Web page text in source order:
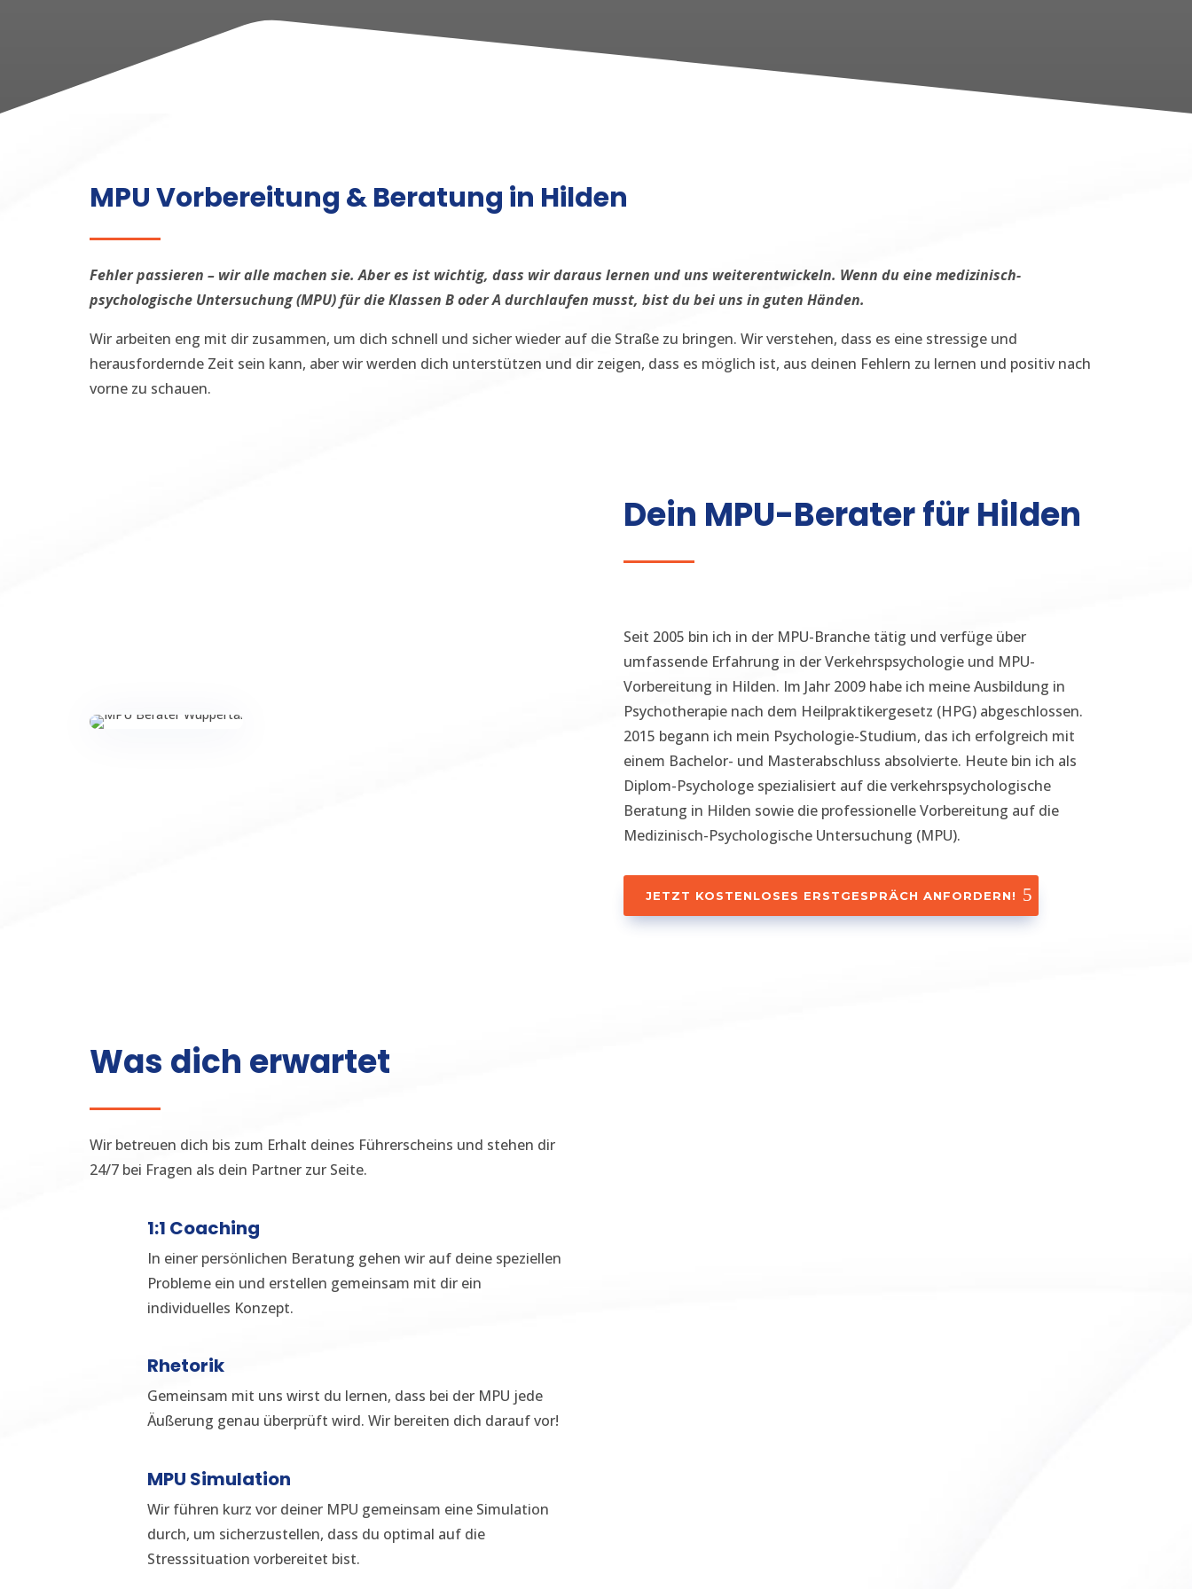
MPU Vorbereitung & Beratung in Hilden
Fehler passieren – wir alle machen sie. Aber es ist wichtig, dass wir daraus lernen und uns weiterentwickeln. Wenn du eine medizinisch-
psychologische Untersuchung (MPU) für die Klassen B oder A durchlaufen musst, bist du bei uns in guten Händen.
Wir arbeiten eng mit dir zusammen, um dich schnell und sicher wieder auf die Straße zu bringen. Wir verstehen, dass es eine stressige und
herausfordernde Zeit sein kann, aber wir werden dich unterstützen und dir zeigen, dass es möglich ist, aus deinen Fehlern zu lernen und positiv nach
vorne zu schauen.
Dein MPU-Berater für Hilden
Seit 2005 bin ich in der MPU-Branche tätig und verfüge über
umfassende Erfahrung in der Verkehrspsychologie und MPU-
Vorbereitung in Hilden. Im Jahr 2009 habe ich meine Ausbildung in
Psychotherapie nach dem Heilpraktikergesetz (HPG) abgeschlossen.
2015 begann ich mein Psychologie-Studium, das ich erfolgreich mit
einem Bachelor- und Masterabschluss absolvierte. Heute bin ich als
Diplom-Psychologe spezialisiert auf die verkehrspsychologische
Beratung in Hilden sowie die professionelle Vorbereitung auf die
Medizinisch-Psychologische Untersuchung (MPU).
JETZT KOSTENLOSES ERSTGESPRÄCH ANFORDERN!
Was dich erwartet
Wir betreuen dich bis zum Erhalt deines Führerscheins und stehen dir
24/7 bei Fragen als dein Partner zur Seite.
1:1 Coaching
In einer persönlichen Beratung gehen wir auf deine speziellen
Probleme ein und erstellen gemeinsam mit dir ein
individuelles Konzept.
Rhetorik
Gemeinsam mit uns wirst du lernen, dass bei der MPU jede
Äußerung genau überprüft wird. Wir bereiten dich darauf vor!
MPU Simulation
Wir führen kurz vor deiner MPU gemeinsam eine Simulation
durch, um sicherzustellen, dass du optimal auf die
Stresssituation vorbereitet bist.